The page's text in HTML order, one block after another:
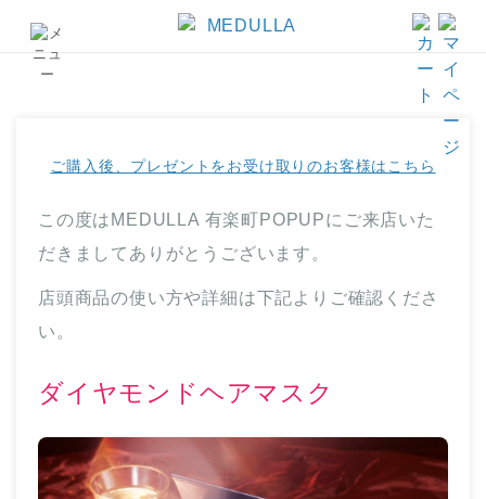
ご購入後、プレゼントをお受け取りのお客様はこちら
この度はMEDULLA 有楽町POPUPにご来店いた
だきましてありがとうございます。
店頭商品の使い方や詳細は下記よりご確認くださ
い。
ダイヤモンドヘアマスク